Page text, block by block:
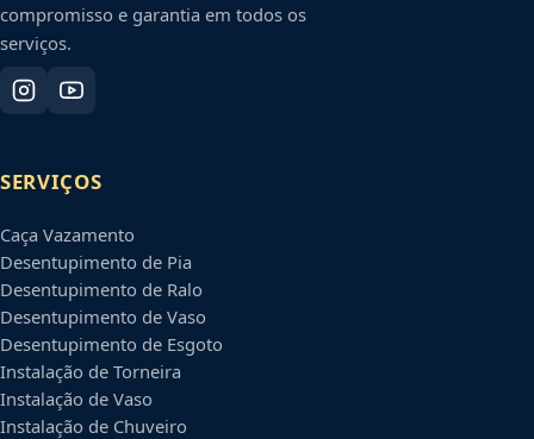
compromisso e garantia em todos os
serviços.
SERVIÇOS
Caça Vazamento
Desentupimento de Pia
Desentupimento de Ralo
Desentupimento de Vaso
Desentupimento de Esgoto
Instalação de Torneira
Instalação de Vaso
Instalação de Chuveiro